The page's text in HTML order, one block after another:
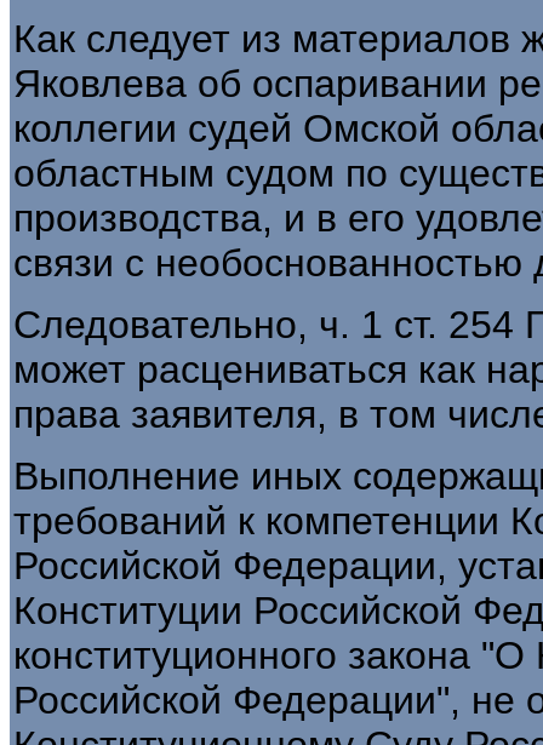
Как следует из
Яковлева об оспаривании
коллегии судей Омской
областным судом по
производства, и в его
связи с необоснованностью
Следовательно, ч. 1 ст. 254
может расцениваться как
права заявителя, в том
Выполнение иных
требований к компетенции
Российской Федерации,
Конституции Российской
конституционного закона
Российской Федерации", не